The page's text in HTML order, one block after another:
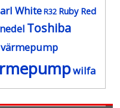
WhiteR32 Ruby Red
Toshiba
wilfa